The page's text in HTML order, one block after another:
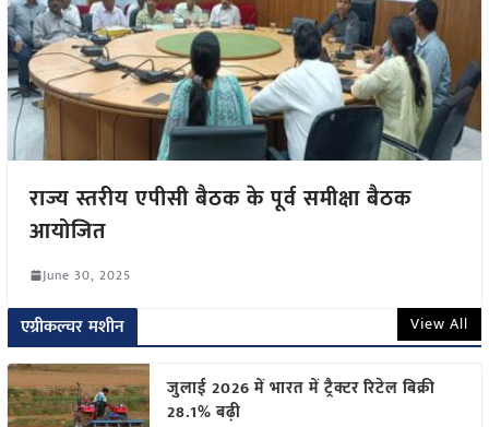
राज्य स्तरीय एपीसी बैठक के पूर्व समीक्षा बैठक
आयोजित
June 30, 2025
एग्रीकल्चर मशीन View All
जुलाई 2026 में भारत में ट्रैक्टर रिटेल बिक्री
28.1% बढ़ी